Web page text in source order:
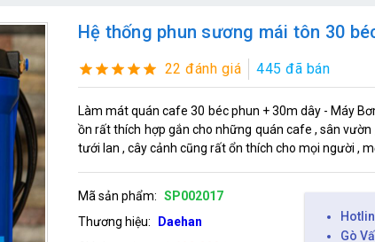
Hệ thống phun sương mái tôn 30
22 đánh giá 445 đã bán
Làm mát quán cafe 30 béc phun + 30m dây - Máy
ồn rất thích hợp gắn cho những quán cafe , sân
tưới lan , cây cảnh cũng rất ổn thích cho mọi người ,
Mã sản phẩm: SP002017
Thương hiệu:
Daehan
Gò